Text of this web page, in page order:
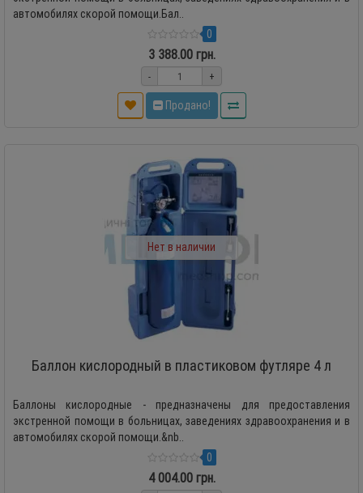
автомобилях скорой помощи.Бал..
0
3 388.00 грн.
- +
Продано!
Нет в наличии
Баллон кислородный в пластиковом футляре 4 л
Баллоны кислородные - предназначены для предоставления
экстренной помощи в больницах, заведениях здравоохранения и в
автомобилях скорой помощи.&nb..
0
4 004.00 грн.